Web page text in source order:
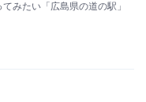
みたい「広島県の道の駅」